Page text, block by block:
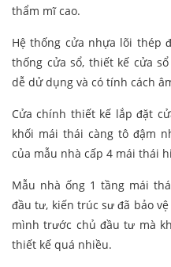
thẩm mĩ cao.
Hệ thống cửa nhựa lõi thép
thống cửa sổ, thiết kế cửa
dễ dử dụng và có tính cách
Cửa chính thiết kế lắp đặt
khối mái thái càng tô đậm
của mẫu nhà cấp 4 mái thái
Mẫu nhà ống 1 tầng mái
đầu tư, kiến trúc sư đã bảo
mình trước chủ đầu tư mà
thiết kế quá nhiều.